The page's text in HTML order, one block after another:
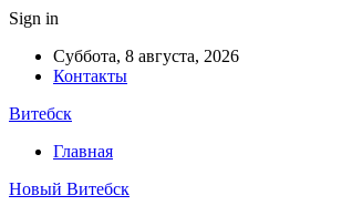
Sign in
Суббота, 8 августа, 2026
Контакты
Витебск
Главная
Новый Витебск